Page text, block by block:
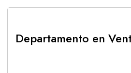
Departamento en